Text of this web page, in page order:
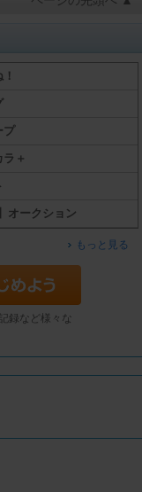
プ
＋
オークション
もっと見る
録など様々な